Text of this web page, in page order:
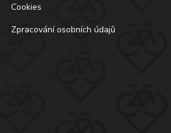
Cookies
Zpracování osobních údajů